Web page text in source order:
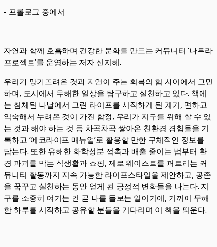
- 프롤로그 중에서
자연과 함께 호흡하며 건강한 문화를 만드는 커뮤니티 ‘나투라
프로젝트’를 운영하는 저자 신지혜.
우리가 망가뜨려온 것과 자연이 주는 회복의 힘 사이에서 고민
하며, 도시에서 무해한 일상을 탐구하고 실천하고 있다. 책에
는 침체된 나날에서 그린 라이프를 시작하게 된 계기, 편하고
익숙해서 누려온 것이 가진 함정, 우리가 지구를 위해 할 수 있
는 것과 해야 하는 것 등 차곡차곡 쌓아온 친환경 경험들을 기
록하고 ‘에코라이프 매뉴얼’로 활용할 만한 구체적인 정보를
담는다. 또한 유해한 화학성분 접촉과 배출 줄이는 법부터 환
경 파괴를 막는 식생활과 쇼핑, 제로 웨이스트를 퍼트리는 커
뮤니티 활동까지 지속 가능한 라이프스타일을 제안하고, 공존
을 꿈꾸고 실천하는 동안 얻게 된 긍정적 변화들을 나눈다. 지
구를 소중히 여기는 건 곧 나를 돌보는 일이기에, 기꺼이 무해
한 하루를 시작하고 공유할 분들을 기다리며 이 책을 띄운다.